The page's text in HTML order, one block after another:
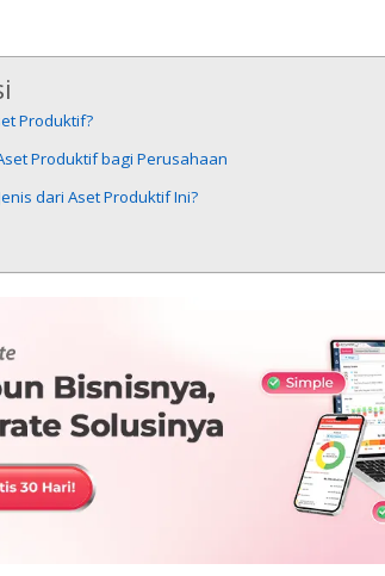
Produktif?
Produktif bagi Perusahaan
dari Aset Produktif Ini?